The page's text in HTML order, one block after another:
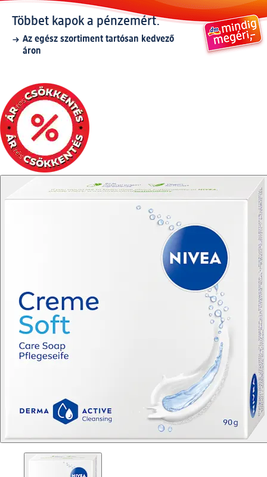
Többet kapok a pénzemért.
Az egész szortiment tartósan kedvező
áron